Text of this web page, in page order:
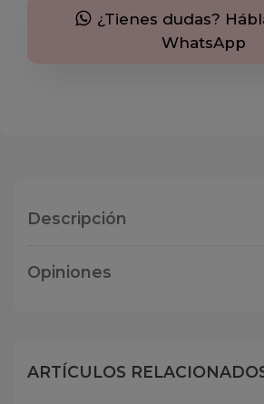
¿Tienes dudas?
WhatsApp
Descripción
Opiniones
ARTÍCULOS